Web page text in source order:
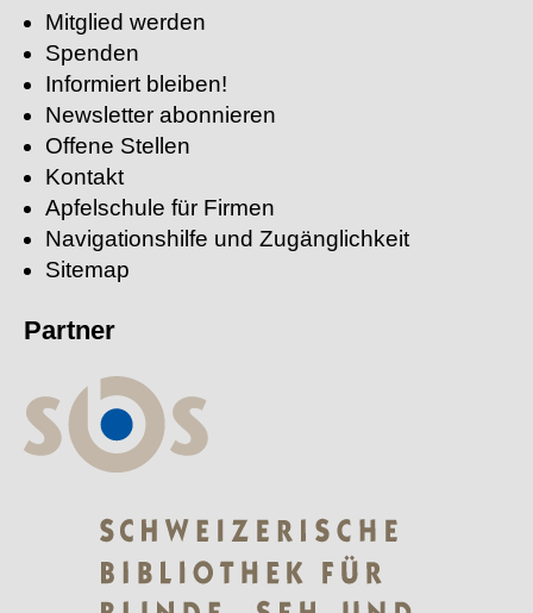
Mitglied werden
Spenden
Informiert bleiben!
Newsletter abonnieren
Offene Stellen
Kontakt
Apfelschule für Firmen
Navigationshilfe und Zugänglichkeit
Sitemap
Partner